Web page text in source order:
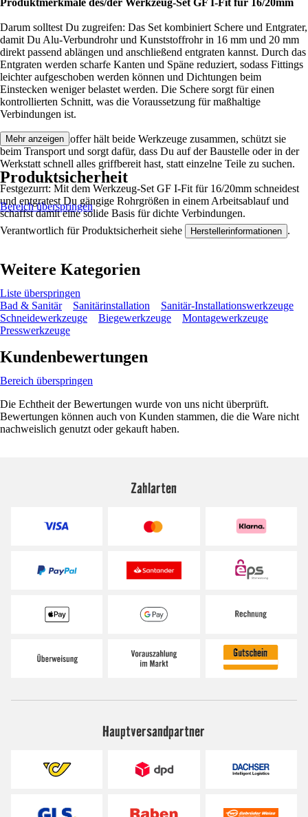
Produktmerkmale des/der Werkzeug-Set GF I-Fit für 16/20mm
Darum solltest Du zugreifen: Das Set kombiniert Schere und Entgrater,
damit Du Alu-Verbundrohr und Kunststoffrohr in 16 mm und 20 mm
direkt passend ablängen und anschließend entgraten kannst. Durch das
Entgraten werden scharfe Kanten und Späne reduziert, sodass Fittings
leichter aufgeschoben werden können und Dichtungen beim
Einstecken weniger belastet werden. Die Schere sorgt für einen
kontrollierten Schnitt, was die Voraussetzung für maßhaltige
Verbindungen ist.
Der Kunststoffkoffer hält beide Werkzeuge zusammen, schützt sie
beim Transport und sorgt dafür, dass Du auf der Baustelle oder in der
Werkstatt schnell alles griffbereit hast, statt einzelne Teile zu suchen.
Festgezurrt: Mit dem Werkzeug-Set GF I-Fit für 16/20mm schneidest
und entgratest Du gängige Rohrgrößen in einem Arbeitsablauf und
schaffst damit eine solide Basis für dichte Verbindungen.
Mehr anzeigen
Produktsicherheit
Bereich überspringen
Verantwortlich für Produktsicherheit siehe Herstellerinformationen .
Weitere Kategorien
Liste überspringen
Bad & Sanitär
Sanitärinstallation
Sanitär-Installationswerkzeuge
Schneidewerkzeuge
Biegewerkzeuge
Montagewerkzeuge
Presswerkzeuge
Kundenbewertungen
Bereich überspringen
Die Echtheit der Bewertungen wurde von uns nicht überprüft.
Bewertungen können auch von Kunden stammen, die die Ware nicht
nachweislich genutzt oder gekauft haben.
Zahlarten
Hauptversandpartner